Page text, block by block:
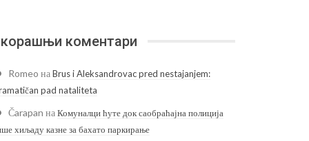
коментари
Romeo наBrus i Aleksandrovac pred nestajanjem:
pad nataliteta
Čarapan наКомуналци ћуте док саобраћајна полиција
хиљаду казне за бахато паркирање